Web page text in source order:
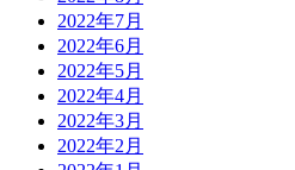
2022年7月
2022年6月
2022年5月
2022年4月
2022年3月
2022年2月